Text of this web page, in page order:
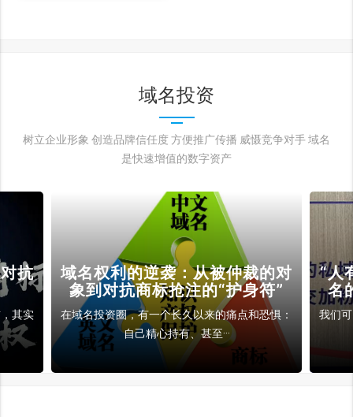
域名投资
树立企业形象 创造品牌信任度 方便推广传播 威慑竞争对手 域名
是快速增值的数字资产
抗
其实
域名权利的逆袭：从被仲裁的对
象到对抗商标抢注的“护身符”
在域名投资圈，有一个长久以来的痛点和恐惧：
自己精心持有、甚至···
“人
名
我们